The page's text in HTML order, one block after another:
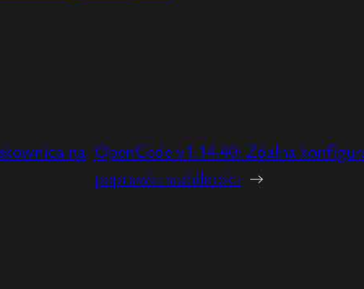
na OpenCode v1.14.40: Zdalna
poprawki stabilności →